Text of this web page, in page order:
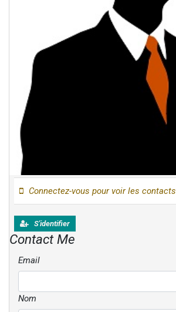
Connectez-vous pour voir les contacts
S'identifier
Contact Me
Email
Nom